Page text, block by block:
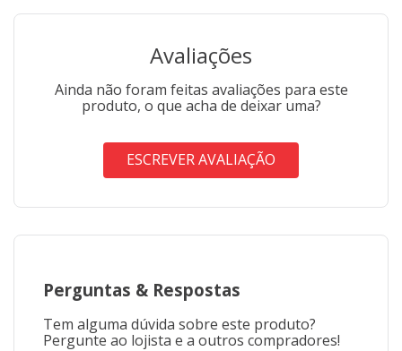
Avaliações
Ainda não foram feitas avaliações para este
produto, o que acha de deixar uma?
ESCREVER AVALIAÇÃO
Perguntas & Respostas
Tem alguma dúvida sobre este produto?
Pergunte ao lojista e a outros compradores!